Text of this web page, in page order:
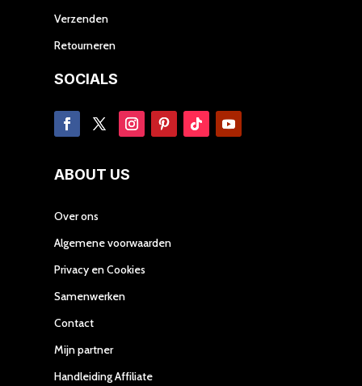
Verzenden
Retourneren
SOCIALS
ABOUT US
Over ons
Algemene voorwaarden
Privacy en Cookies
Samenwerken
Contact
Mijn partner
Handleiding Affiliate